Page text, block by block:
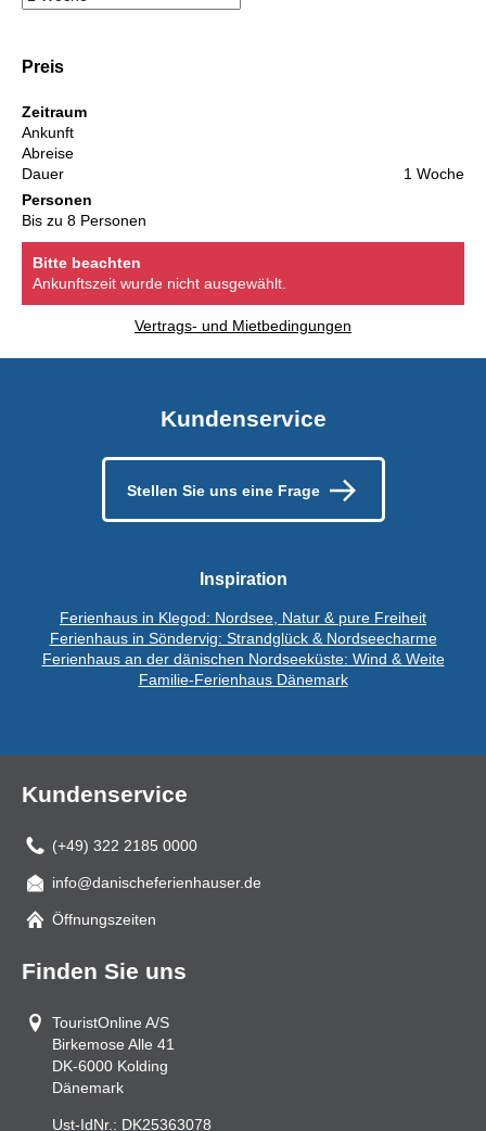
Preis
Zeitraum
Ankunft
Abreise
Dauer
1 Woche
Personen
Bis zu 8 Personen
Bitte beachten
Ankunftszeit wurde nicht ausgewählt.
Vertrags- und Mietbedingungen
Kundenservice
Stellen Sie uns eine Frage
Inspiration
Ferienhaus in Klegod: Nordsee, Natur & pure Freiheit
Ferienhaus in Söndervig: Strandglück & Nordseecharme
Ferienhaus an der dänischen Nordseeküste: Wind & Weite
Familie-Ferienhaus Dänemark
Kundenservice
(+49) 322 2185 0000
Mail
info@danischeferienhauser.de
Öffnungszeiten
Finden Sie uns
TouristOnline A/S
Birkemose Alle 41
DK-6000 Kolding
Dänemark
Ust-IdNr.: DK25363078